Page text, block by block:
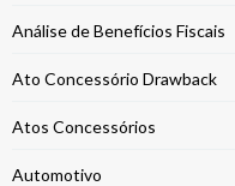
Análise de Benefícios Fiscais
Ato Concessório Drawback
Atos Concessórios
Automotivo